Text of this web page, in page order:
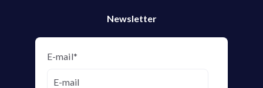
Newsletter
E-mail*